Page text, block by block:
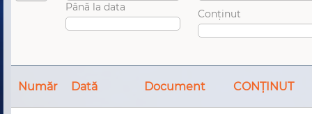
Până la data
Data
Conținut
Număr Dată Document CONȚINUT